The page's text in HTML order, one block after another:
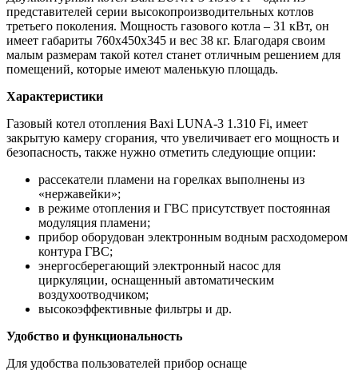
представителей серии высокопроизводительных котлов
третьего поколения. Мощность газового котла – 31 кВт, он
имеет габариты 760х450х345 и вес 38 кг. Благодаря своим
малым размерам такой котел станет отличным решением для
помещений, которые имеют маленькую площадь.
Характеристики
Газовый котел отопления Baxi LUNA-3 1.310 Fi, имеет
закрытую камеру сгорания, что увеличивает его мощность и
безопасность, также нужно отметить следующие опции:
рассекатели пламени на горелках выполнены из
«нержавейки»;
в режиме отопления и ГВС присутствует постоянная
модуляция пламени;
прибор оборудован электронным водным расходомером
контура ГВС;
энергосберегающий электронный насос для
циркуляции, оснащенный автоматическим
воздухоотводчиком;
высокоэффективные фильтры и др.
Удобство и функциональность
Для удобства пользователей прибор оснаще